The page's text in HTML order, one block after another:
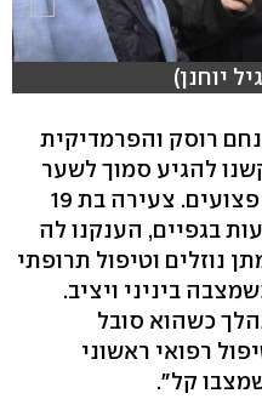
יוחנן)
רוסק והפרמדיקית
להגיע סמוך לשער
שכם, לשם הוציאו אלינו שני פצועים. צעירה בת 19
בגפיים, הענקנו לה
נוזלים וטיפול תרופתי
ביניני ויציב.
התהלך כשהוא סובל
רפואי ראשוני
קל".